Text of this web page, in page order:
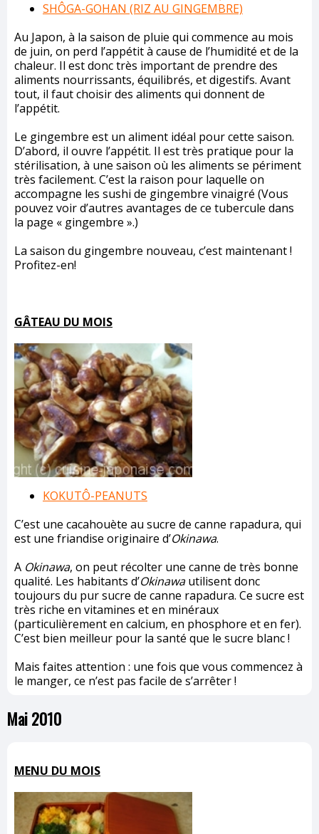
SHÔGA-GOHAN (RIZ AU GINGEMBRE)
Au Japon, à la saison de pluie qui commence au mois
de juin, on perd l’appétit à cause de l’humidité et de la
chaleur. Il est donc très important de prendre des
aliments nourrissants, équilibrés, et digestifs. Avant
tout, il faut choisir des aliments qui donnent de
l’appétit.
Le gingembre est un aliment idéal pour cette saison.
D’abord, il ouvre l’appétit. Il est très pratique pour la
stérilisation, à une saison où les aliments se périment
très facilement. C’est la raison pour laquelle on
accompagne les sushi de gingembre vinaigré (Vous
pouvez voir d’autres avantages de ce tubercule dans
la page « gingembre ».)
La saison du gingembre nouveau, c’est maintenant !
Profitez-en!
GÂTEAU DU MOIS
KOKUTÔ-PEANUTS
C’est une cacahouète au sucre de canne rapadura, qui
est une friandise originaire d’Okinawa.
A Okinawa, on peut récolter une canne de très bonne
qualité. Les habitants d’Okinawautilisent donc
toujours du pur sucre de canne rapadura. Ce sucre est
très riche en vitamines et en minéraux
(particulièrement en calcium, en phosphore et en fer).
C’est bien meilleur pour la santé que le sucre blanc !
Mais faites attention : une fois que vous commencez à
le manger, ce n’est pas facile de s’arrêter !
Mai 2010
MENU DU MOIS